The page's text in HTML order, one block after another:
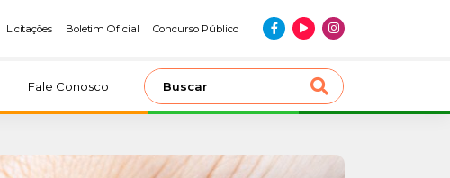
Licitações Boletim Oficial Concurso Público
Fale Conosco